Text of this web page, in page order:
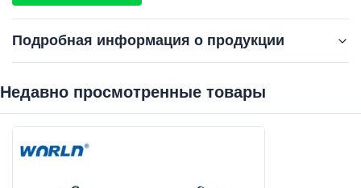
Подробная информация о продукции
OE NO.:: 0018308708/0130063514/8ЭВ009158-071
Car Model:: для БЭНЗ/АКТРОС/ФОТОН ГЛТ/БЭНЗ В3
Недавно просмотренные товары‌